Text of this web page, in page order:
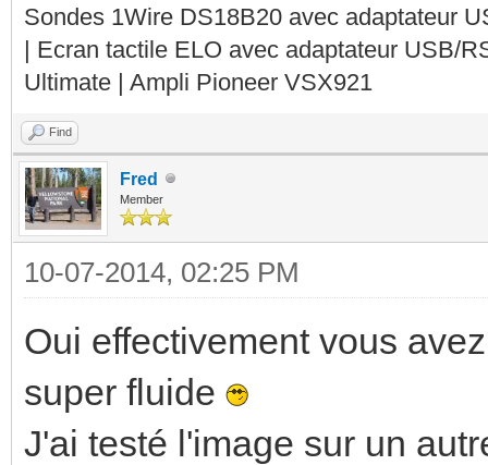
Sondes 1Wire DS18B20 avec adaptateur
| Ecran tactile ELO avec adaptateur USB/
Ultimate | Ampli Pioneer VSX921
Find
Fred
Member
10-07-2014, 02:25 PM
Oui effectivement vous
super fluide
J'ai testé l'image sur un